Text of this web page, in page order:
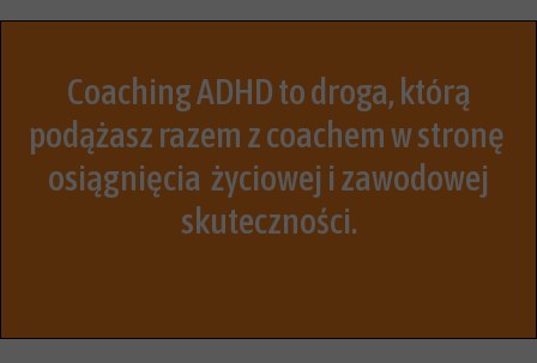
Coaching ADHD to droga, którą
podążasz razem z coachem w stronę
osiągnięcia życiowej i zawodowej
skuteczności.